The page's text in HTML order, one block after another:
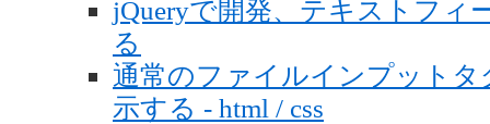
jQueryで開発、テキストフィ
る
通常のファイルインプット
示する - html / css